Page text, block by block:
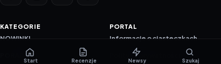
KATEGORIE
NOWINKI
PORADNIKI
PORTAL
Informacje o ciasteczkach
Polityka prywatności
Start Recenzje Newsy Szukaj